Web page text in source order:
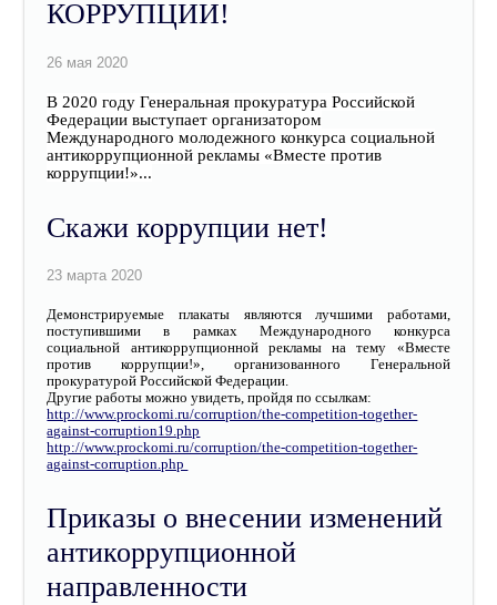
КОРРУПЦИИ!
В 2020 году Генеральная прокуратура Российской
Федерации выступает организатором
Международного молодежного конкурса социальной
антикоррупционной рекламы «Вместе против
коррупции!»...
Скажи коррупции нет!
Демонстрируемые плакаты являются лучшими работами,
поступившими в рамках Международного конкурса
социальной антикоррупционной рекламы на тему «Вместе
против коррупции!», организованного Генеральной
прокуратурой Российской Федерации.
Другие работы можно увидеть, пройдя по ссылкам:
http://www.prockomi.ru/corruption/the-competition-together-
against-corruption19.php
http://www.prockomi.ru/corruption/the-competition-together-
against-corruption.php
Приказы о внесении изменений
антикоррупционной
направленности